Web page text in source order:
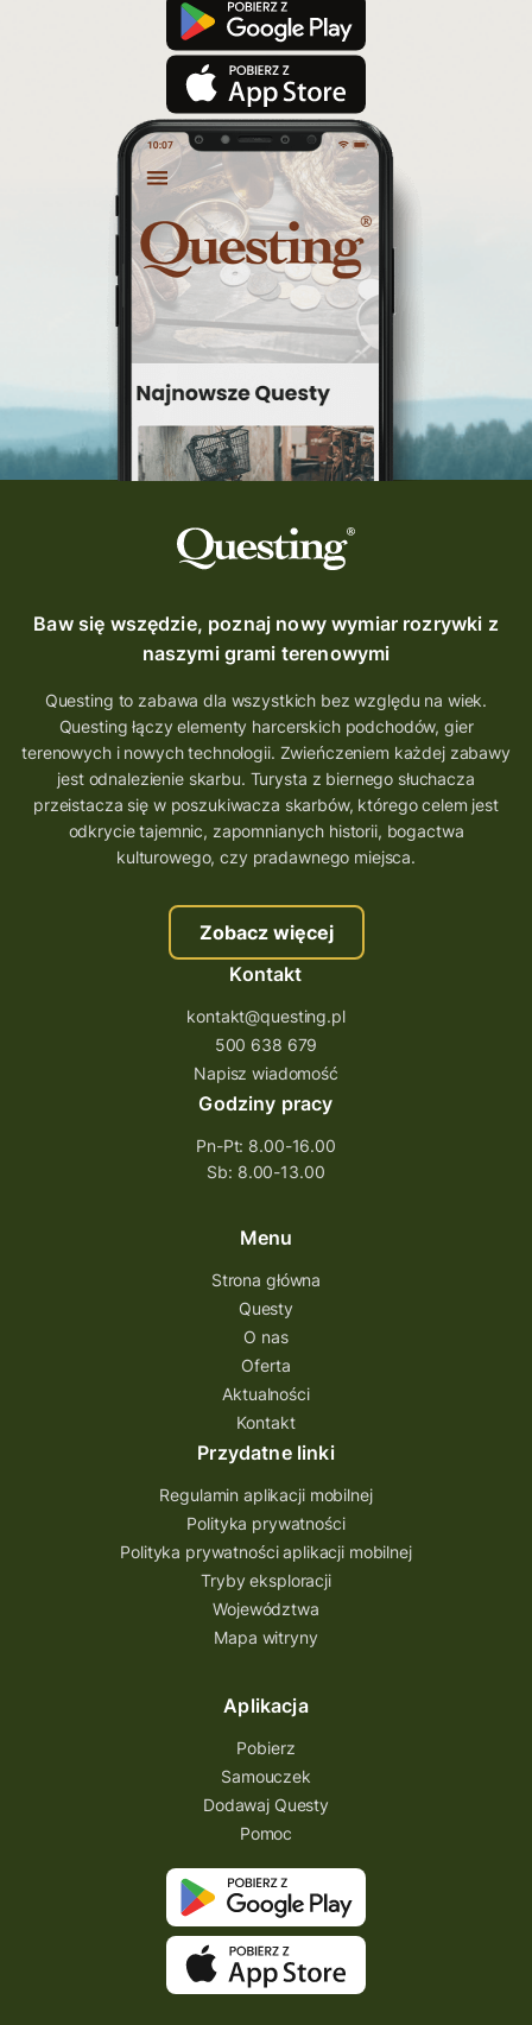
Baw się wszędzie, poznaj nowy wymiar rozrywki z
naszymi grami terenowymi
Questing to zabawa dla wszystkich bez względu na wiek.
Questing łączy elementy harcerskich podchodów, gier
terenowych i nowych technologii. Zwieńczeniem każdej zabawy
jest odnalezienie skarbu. Turysta z biernego słuchacza
przeistacza się w poszukiwacza skarbów, którego celem jest
odkrycie tajemnic, zapomnianych historii, bogactwa
kulturowego, czy pradawnego miejsca.
Zobacz więcej
Kontakt
kontakt@questing.pl
500 638 679
Napisz wiadomość
Godziny pracy
Pn-Pt: 8.00-16.00
Sb: 8.00-13.00
Menu
Strona główna
Questy
O nas
Oferta
Aktualności
Kontakt
Przydatne linki
Regulamin aplikacji mobilnej
Polityka prywatności
Polityka prywatności aplikacji mobilnej
Tryby eksploracji
Województwa
Mapa witryny
Aplikacja
Pobierz
Samouczek
Dodawaj Questy
Pomoc